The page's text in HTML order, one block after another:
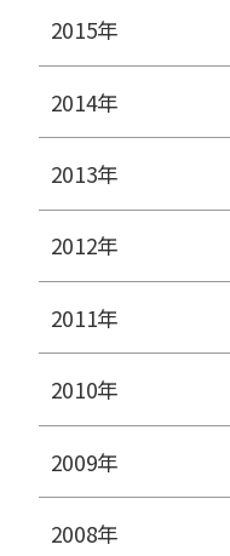
2015年
2014年
2013年
2012年
2011年
2010年
2009年
2008年